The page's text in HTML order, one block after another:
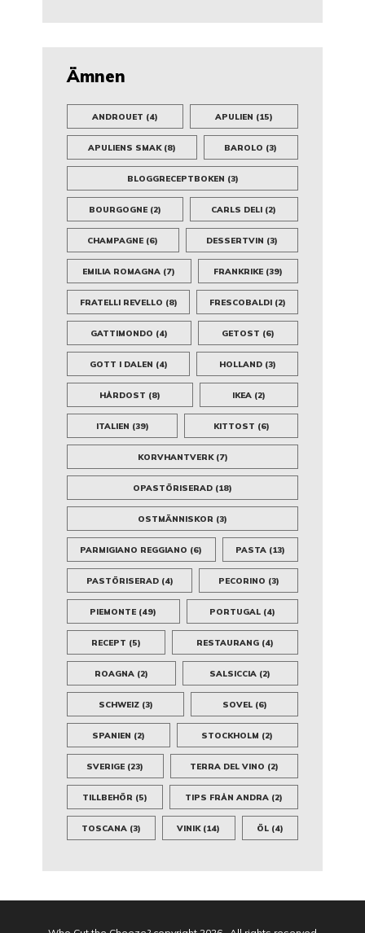
Ämnen
ANDROUET (4) APULIEN (15)
APULIENS SMAK(8) BAROLO (3)
BLOGGRECEPTBOKEN (3)
BOURGOGNE(2) CARLS DELI (2)
CHAMPAGNE (6) DESSERTVIN (3)
EMILIA ROMAGNA (7) FRANKRIKE(39)
FRATELLI REVELLO (8) FRESCOBALDI(2)
GATTIMONDO (4) GETOST (6)
GOTT I DALEN (4) HOLLAND(3)
HÅRDOST (8) IKEA (2)
ITALIEN (39) KITTOST (6)
KORVHANTVERK(7)
OPASTÖRISERAD (18)
OSTMÄNNISKOR (3)
PARMIGIANO REGGIANO (6) PASTA(13)
PASTÖRISERAD(4) PECORINO (3)
PIEMONTE (49) PORTUGAL(4)
RECEPT (5) RESTAURANG (4)
ROAGNA(2) SALSICCIA (2)
SCHWEIZ(3) SOVEL(6)
SPANIEN (2) STOCKHOLM (2)
SVERIGE (23) TERRA DEL VINO (2)
TILLBEHÖR (5) TIPS FRÅN ANDRA (2)
TOSCANA (3) VINIK(14) ÖL(4)